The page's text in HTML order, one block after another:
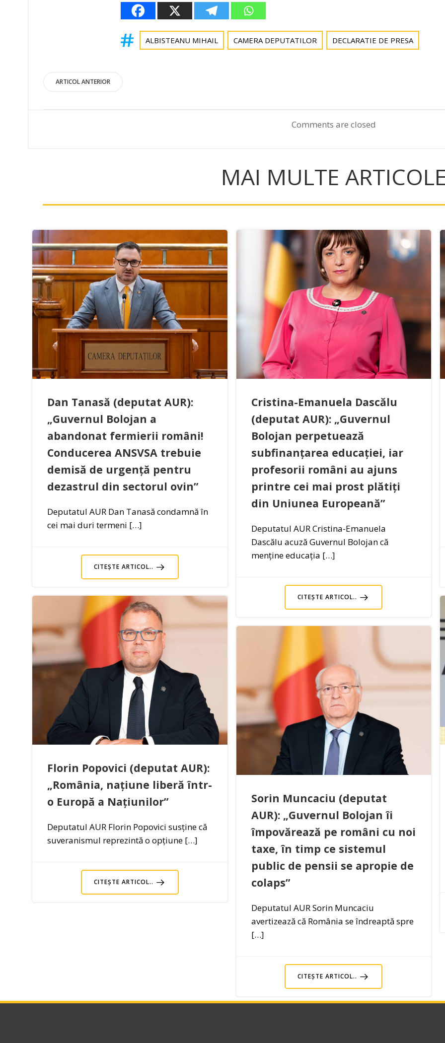
ALBISTEANU MIHAIL CAMERA DEPUTATILOR DECLARATIE DE PRESA
Post
navigation
ARTICOL ANTERIOR
navigation
Comments are closed
MAI MULTE
Dan Tanasă (deputat AUR):
„Guvernul Bolojan a
abandonat fermierii români!
Conducerea ANSVSA trebuie
demisă de urgență pentru
dezastrul din sectorul ovin”
Deputatul AUR Dan Tanasă condamnă în
cei mai duri termeni […]
CITEȘTE ARTICOL..
Cristina-Emanuela Dascălu
(deputat AUR): „Guvernul
Bolojan perpetuează
subfinanțarea educației, iar
profesorii români au ajuns
printre cei mai prost plătiți
din Uniunea Europeană”
Deputatul AUR Cristina-Emanuela
Dascălu acuză Guvernul Bolojan că
menține educația […]
CITEȘTE ARTICOL..
Florin Popovici (deputat AUR):
„România, națiune liberă într-
o Europă a Națiunilor”
Deputatul AUR Florin Popovici susține că
suveranismul reprezintă o opțiune […]
CITEȘTE ARTICOL..
Sorin Muncaciu (deputat
AUR): „Guvernul Bolojan îi
împovărează pe români cu noi
taxe, în timp ce sistemul
public de pensii se apropie de
colaps”
Deputatul AUR Sorin Muncaciu
avertizează că România se îndreaptă spre
[…]
CITEȘTE ARTICOL..